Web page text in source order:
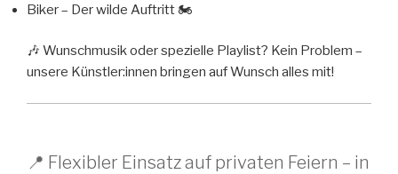
Biker – Der wilde Auftritt 🏍️
🎶 Wunschmusik oder spezielle Playlist? Kein Problem –
unsere Künstler:innen bringen auf Wunsch alles mit!
📍 Flexibler Einsatz auf privaten Feiern – in